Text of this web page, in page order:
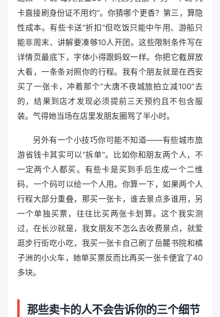
卡直接刷身份证不用约”。你猜哪个更香？第三，算隐
性成本。有些卡送“折扣”但吃饭只能中午用、游船只
能非周末、讲解要凑够10人开团。这些限制条件写在
详情页最底下，字体小得跟蚂蚁一样。你把它截屏放
大看，一条条对照你的行程。我有个朋友就是在西安
买了一张卡，冲着那个“大唐不夜城旅拍立减100”去
的，结果到店才发现必须提前三天预约且不包含服
装。气得她当场在店里发朋友圈骂了半小时。
另外有一个小技巧你可能不知道——有些城市旅
游省钱卡其实可以“拆单”。比如你和朋友两个人，不
一定两个人都买。有些卡是买到手后生成一个二维
码，一个码可以给一个人用。你算一下，如果两个人
行程大部分重叠，那买一张卡，谁去景点多谁用，另
一个单独买票，往往比买两张卡划算。这个我实测
过，在长沙就是，我女朋友不怎么去收费景点，就爱
逛步行街吃小吃，我买一张卡自己刷了岳麓书院和橘
子洲的小火车，她单买票反而比再买一张卡便宜了40
多块。
那些卖卡的人不会告诉你的三个细节